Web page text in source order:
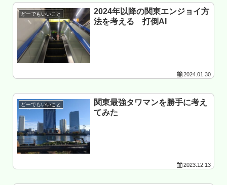
どーでもいいこと
2024年以降の関東エンジョイ方
法を考える 打倒AI
2024.01.30
どーでもいいこと
関東最強タワマンを勝手に考え
てみた
2023.12.13